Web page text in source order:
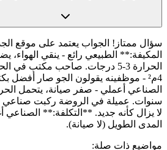
سؤال ممتاز! الجواب يعتمد على موقع
المكيفة:** الطبيعي رائع - ينقي
الحرارة 3-5 درجات. صاحب مكتب
4م² - موظفينه يقولون الجو صار
سنوات. عميلة في الروضة ركبت صناعي
لا يزال كأنه جديد. **التكلفة:** الصناعي
المدى الطويل (لا صيانة).
مواضيع ذات صلة: